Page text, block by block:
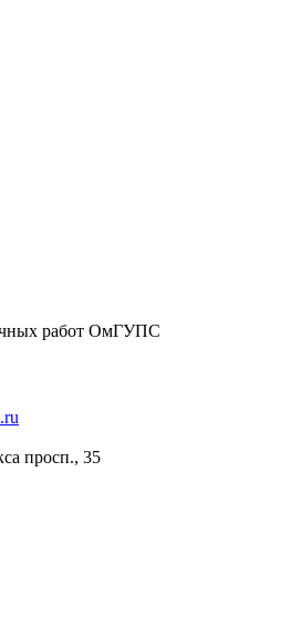
работ ОмГУПС
просп., 35